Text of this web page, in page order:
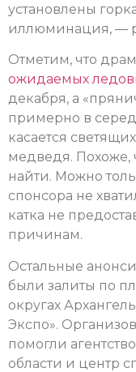
установлены
иллюминация, —
Отметим, что
ожидаемых
декабря, а
примерно в
касается
медведя. Похоже,
найти. Можно
спонсора не
катка не
причинам.
Остальные
были залиты по
округах
Экспо».
помогли
области и центр